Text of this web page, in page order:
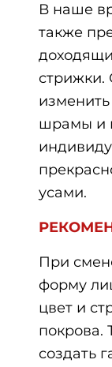
В наше
также
стрижки.
шрамы и
усами.
При
форму
цвет и
покрова.
создать